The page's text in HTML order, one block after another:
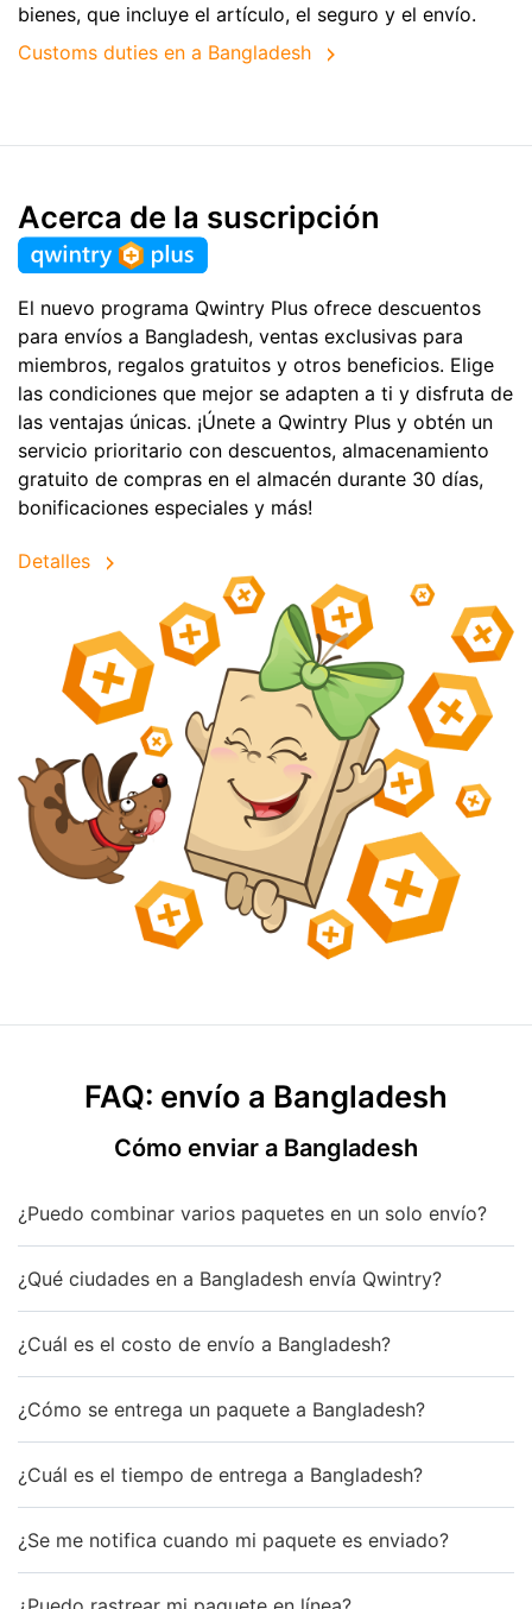
bienes, que incluye el artículo, el seguro y el envío.
Customs duties en a Bangladesh
Acerca de la suscripción
El nuevo programa Qwintry Plus ofrece descuentos
para envíos a Bangladesh, ventas exclusivas para
miembros, regalos gratuitos y otros beneficios. Elige
las condiciones que mejor se adapten a ti y disfruta de
las ventajas únicas. ¡Únete a Qwintry Plus y obtén un
servicio prioritario con descuentos, almacenamiento
gratuito de compras en el almacén durante 30 días,
bonificaciones especiales y más!
Detalles
FAQ: envío a Bangladesh
Cómo enviar a Bangladesh
¿Puedo combinar varios paquetes en un solo envío?
¿Qué ciudades en a Bangladesh envía Qwintry?
¿Cuál es el costo de envío a Bangladesh?
¿Cómo se entrega un paquete a Bangladesh?
¿Cuál es el tiempo de entrega a Bangladesh?
¿Se me notifica cuando mi paquete es enviado?